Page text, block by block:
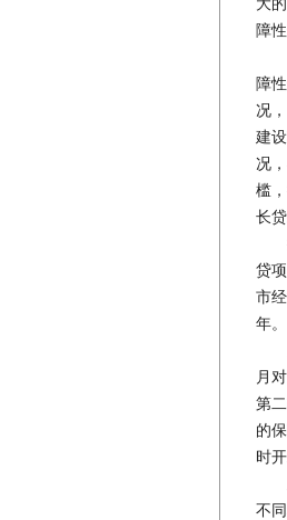
大
障
《
障
况
建
况
槛
长
据
贷
市
年。
为
月
第
的
时开
此
不